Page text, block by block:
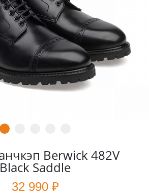
Berwick 482V
Black Saddle
32 990 ₽